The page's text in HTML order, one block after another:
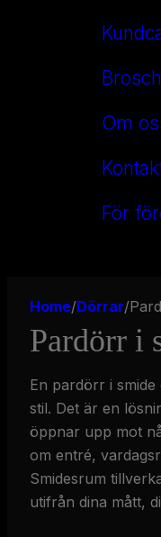
Om
För
Home/Dörrar/
Pardörr i
En pardörr i
stil. Det är en
öppnar upp mot
om entré,
Smidesrum
utifrån dina mått,